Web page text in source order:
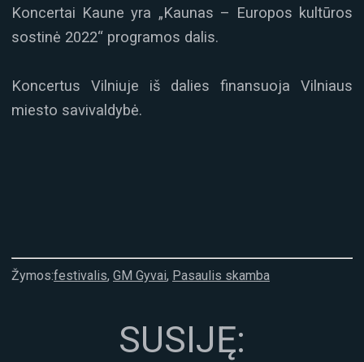
Koncertai Kaune yra „Kaunas – Europos kultūros
sostinė 2022“ programos dalis.
Koncertus Vilniuje iš dalies finansuoja Vilniaus
miesto savivaldybė.
Žymos:festivalis, GM Gyvai, Pasaulis skamba
SUSIJĘ: